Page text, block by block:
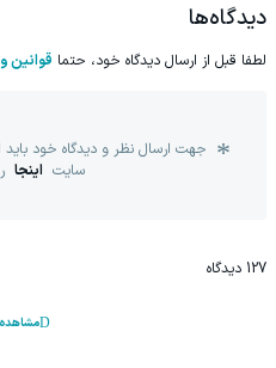
دیدگاه‌ها
لطفا قبل از ارسال دیدگاه خود، حتما قوانین
جهت ارسال نظر و دیدگاه خود
سایت اینجا
127 دیدگاه